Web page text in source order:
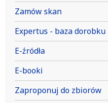
Zamów skan
Expertus - baza dorobku
E-źródła
E-booki
Zaproponuj do zbiorów